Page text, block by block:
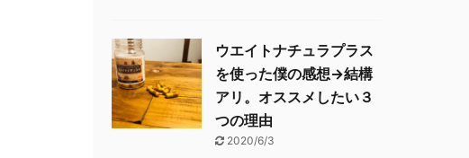
ウエイトナチュラプラス
を使った僕の感想→結構
アリ。オススメしたい３
つの理由
2020/6/3